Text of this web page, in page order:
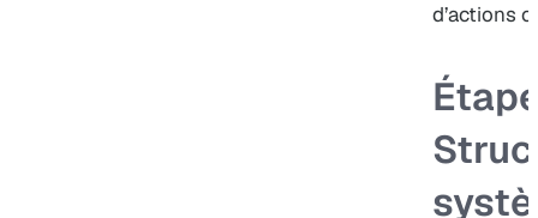
d’actions